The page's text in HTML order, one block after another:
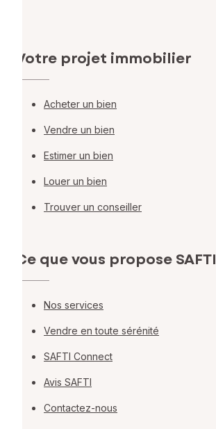
Votre projet immobilier
Acheter un bien
Vendre un bien
Estimer un bien
Louer un bien
Trouver un conseiller
Ce que vous propose SAFTI
Nos services
Vendre en toute sérénité
SAFTI Connect
Avis SAFTI
Contactez-nous